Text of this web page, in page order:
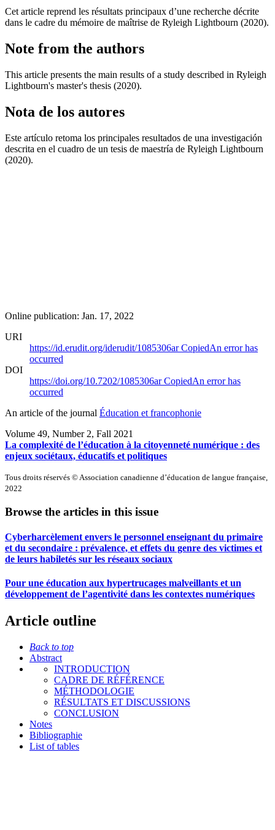
Cet article reprend les résultats principaux d’une recherche décrite
dans le cadre du mémoire de maîtrise de Ryleigh Lightbourn (2020).
Note from the authors
This article presents the main results of a study described in Ryleigh
Lightbourn's master's thesis (2020).
Nota de los autores
Este artículo retoma los principales resultados de una investigación
descrita en el cuadro de un tesis de maestría de Ryleigh Lightbourn
(2020).
Online publication: Jan. 17, 2022
URI
https://id.erudit.org/iderudit/1085306arCopiedAn error has
occurred
DOI
https://doi.org/10.7202/1085306arCopiedAn error has
occurred
An article of the journal Éducation et francophonie
Volume 49, Number 2, Fall 2021
La complexité de l’éducation à la citoyenneté numérique : des
enjeux sociétaux, éducatifs et politiques
Tous droits réservés © Association canadienne d’éducation de langue française,
2022
Browse the articles in this issue
Cyberharcèlement envers le personnel enseignant du primaire
et du secondaire : prévalence, et effets du genre des victimes et
de leurs habiletés sur les réseaux sociaux
Pour une éducation aux hypertrucages malveillants et un
développement de l’agentivité dans les contextes numériques
Article outline
Back to top
Abstract
INTRODUCTION
CADRE DE RÉFÉRENCE
MÉTHODOLOGIE
RÉSULTATS ET DISCUSSIONS
CONCLUSION
Notes
Bibliographie
List of tables